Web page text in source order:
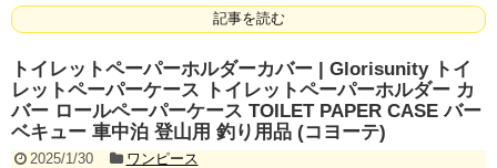
記事を読む
トイレットペーパーホルダーカバー | Glorisunity トイ
レットペーパーケース トイレットペーパーホルダー カ
バー ロールペーパーケース TOILET PAPER CASE バー
ベキュー 車中泊 登山用 釣り用品 (コヨーテ)
2025/1/30
ワンピース